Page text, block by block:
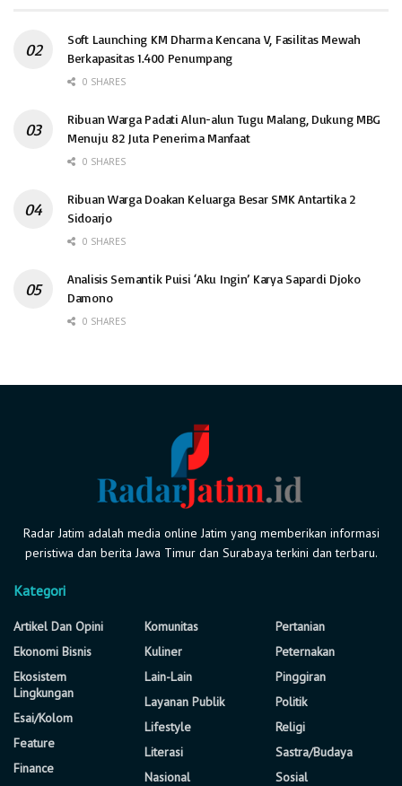
Soft Launching KM Dharma Kencana V, Fasilitas Mewah
Berkapasitas 1.400 Penumpang
0 SHARES
Ribuan Warga Padati Alun-alun Tugu Malang, Dukung MBG
Menuju 82 Juta Penerima Manfaat
0 SHARES
Ribuan Warga Doakan Keluarga Besar SMK Antartika 2
Sidoarjo
0 SHARES
Analisis Semantik Puisi ‘Aku Ingin’ Karya Sapardi Djoko
Damono
0 SHARES
Radar Jatim adalah media online Jatim yang memberikan informasi
peristiwa dan berita Jawa Timur dan Surabaya terkini dan terbaru.
Kategori
Artikel Dan Opini
Ekonomi Bisnis
Ekosistem
Lingkungan
Esai/Kolom
Feature
Finance
Komunitas
Kuliner
Lain-Lain
Layanan Publik
Lifestyle
Literasi
Nasional
Pertanian
Peternakan
Pinggiran
Politik
Religi
Sastra/Budaya
Sosial